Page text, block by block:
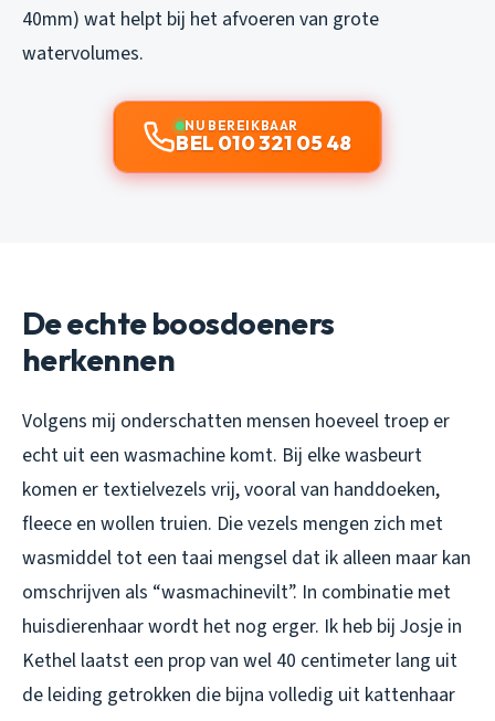
40mm) wat helpt bij het afvoeren van grote
watervolumes.
NU BEREIKBAAR
BEL 010 321 05 48
De echte boosdoeners
herkennen
Volgens mij onderschatten mensen hoeveel troep er
echt uit een wasmachine komt. Bij elke wasbeurt
komen er textielvezels vrij, vooral van handdoeken,
fleece en wollen truien. Die vezels mengen zich met
wasmiddel tot een taai mengsel dat ik alleen maar kan
omschrijven als “wasmachinevilt”. In combinatie met
huisdierenhaar wordt het nog erger. Ik heb bij Josje in
Kethel laatst een prop van wel 40 centimeter lang uit
de leiding getrokken die bijna volledig uit kattenhaar